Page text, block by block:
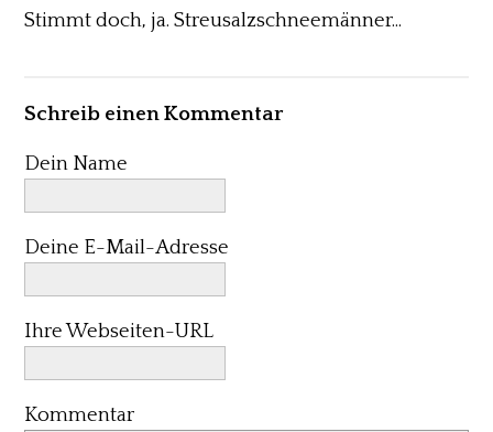
Stimmt doch, ja. Streusalzschneemänner...
Schreib einen Kommentar
Dein Name
Deine E-Mail-Adresse
Ihre Webseiten-URL
Kommentar